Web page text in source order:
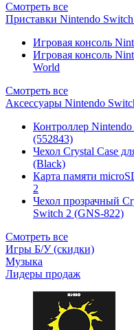
Смотреть все
Приставки Nintendo
Игровая консоль
Игровая консоль
World
Смотреть все
Аксессуары Nintendo
Контроллер
(552843)
Чехол Сrystal Сase
(Black)
Карта памяти
2
Чехол прозрачный
Switch 2 (GNS-822)
Смотреть все
Игры Б/У (скидки)
Музыка
Лидеры продаж